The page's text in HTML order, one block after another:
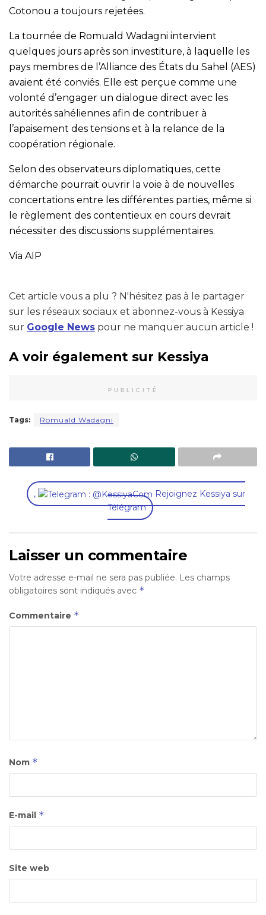
Cotonou a toujours rejetées.
La tournée de Romuald Wadagni intervient
quelques jours après son investiture, à laquelle les
pays membres de l’Alliance des États du Sahel (AES)
avaient été conviés. Elle est perçue comme une
volonté d’engager un dialogue direct avec les
autorités sahéliennes afin de contribuer à
l’apaisement des tensions et à la relance de la
coopération régionale.
Selon des observateurs diplomatiques, cette
démarche pourrait ouvrir la voie à de nouvelles
concertations entre les différentes parties, même si
le règlement des contentieux en cours devrait
nécessiter des discussions supplémentaires.
Via AIP
Cet article vous a plu ? N'hésitez pas à le partager
sur les réseaux sociaux et abonnez-vous à Kessiya
sur Google News pour ne manquer aucun article !
A voir également sur Kessiya
PUBLICITÉ
Tags: Romuald Wadagni
,
Rejoignez Kessiya sur
Télégram
Laisser un commentaire
Votre adresse e-mail ne sera pas publiée. Les champs
obligatoires sont indiqués avec *
Commentaire *
Nom *
E-mail *
Site web